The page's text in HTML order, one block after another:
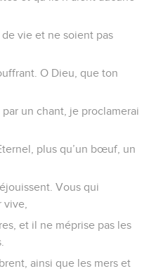
vie et ne soient pas
O Dieu, que ton
un chant, je proclamerai
plus qu’un bœuf, un
Vous qui
et il ne méprise pas les
ainsi que les mers et